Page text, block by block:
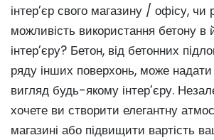
інтер’єр свого магазину / офісу,
можливість використання бетону в
інтер’єру? Бетон, від бетонних
ряду інших поверхонь, може
вигляд будь-якому інтер’єру.
хочете ви створити елегантну
магазині або підвищити вартість